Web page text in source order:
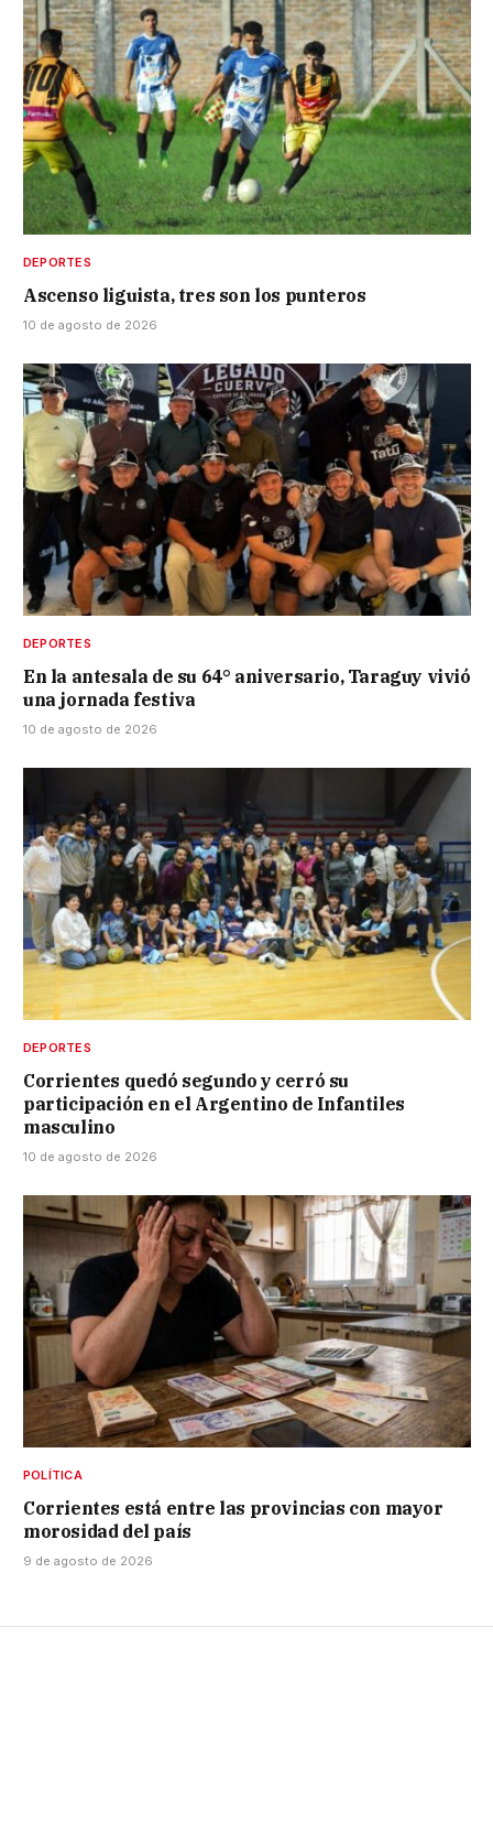
DEPORTES
Ascenso liguista, tres son los punteros
10 de agosto de 2026
DEPORTES
En la antesala de su 64° aniversario, Taraguy vivió
una jornada festiva
10 de agosto de 2026
DEPORTES
Corrientes quedó segundo y cerró su
participación en el Argentino de Infantiles
masculino
10 de agosto de 2026
POLÍTICA
Corrientes está entre las provincias con mayor
morosidad del país
9 de agosto de 2026